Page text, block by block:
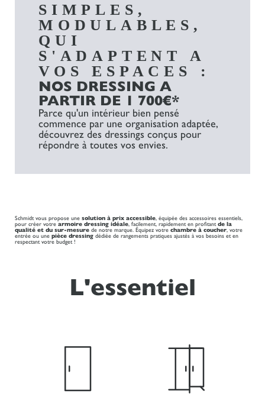
SIMPLES,
MODULABLES,
QUI
S'ADAPTENT A
VOS ESPACES :
NOS DRESSING A
PARTIR DE 1 700€*
Parce qu'un intérieur bien pensé
commence par une organisation adaptée,
découvrez des dressings conçus pour
répondre à toutes vos envies.
Schmidt vous propose une solution à prix accessible , équipée des accessoires essentiels,
pour créer votrearmoire dressing idéale , facilement, rapidement en profitant de la
qualité et du sur-mesure de notre marque. Équipez votre chambre à coucher , votre
entrée ou une pièce dressing dédiée de rangements pratiques ajustés à vos besoins et en
respectant votre budget !
L'essentiel